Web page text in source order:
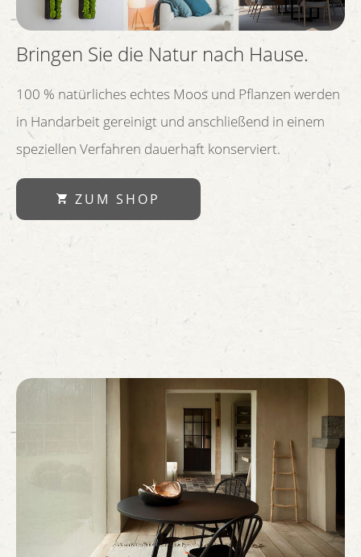
Bringen Sie die Natur nach Hause.
100 % natürliches echtes Moos und Pflanzen werden
in Handarbeit gereinigt und anschließend in einem
speziellen Verfahren dauerhaft konserviert.
ZUM SHOP